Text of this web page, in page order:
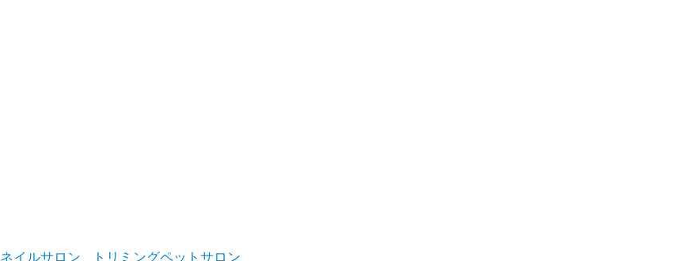
ネイルサロン トリミングペットサロン